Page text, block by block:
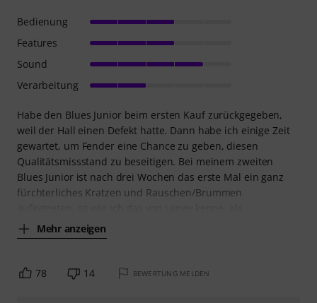
Habe den Blues Junior beim ersten Kauf zurückgegeben,
weil der Hall einen Defekt hatte. Dann habe ich einige Zeit
gewartet, um Fender eine Chance zu geben, diesen
Qualitätsmissstand zu beseitigen. Bei meinem zweiten
Blues Junior ist nach drei Wochen das erste Mal ein ganz
fürchterliches Kratzen und Rauschen/Brummen
Mehr anzeigen
Bedienung
Features
Sound
Verarbeitung
78 14 BEWERTUNG MELDEN